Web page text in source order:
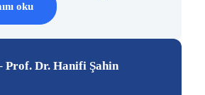
oku
Prof. Dr. Hanifi Şahin